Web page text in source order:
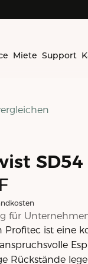
Miete Support
für
Profitec ist eine
Rückstände